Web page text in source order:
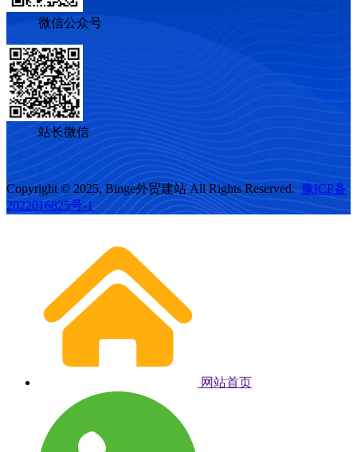
微信公众号
站长微信
Copyright © 2025, Binge外贸建站 All Rights Reserved. 豫ICP备
2022016825号-1
网站首页